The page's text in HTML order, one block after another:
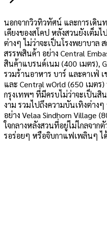
นอกจากวิวทิวทัศน์ และการเดิน
เคียงของสโคป หลังสวนยังเต็ม
ต่างๆ ไม่ว่าจะเป็นโรงพยาบาล
สรรพสินค้า อย่าง Central
สินค้าแบรนด์เนม (400 เมตร),
รวมร้านอาหาร บาร์ และคาเฟ่
และ Central wOrld (650 เมต
กรุงเทพฯ ที่มีครบไม่ว่าจะเป็น
งาม รวมไปถึงความบันเทิงต่าง
อย่าง Velaa Sindhorn Village
ใจกลางหลังสวนที่อยู่ไม่ไกลจาก
รอร่อยๆ หรือจิบกาแฟเพลินๆ ไ